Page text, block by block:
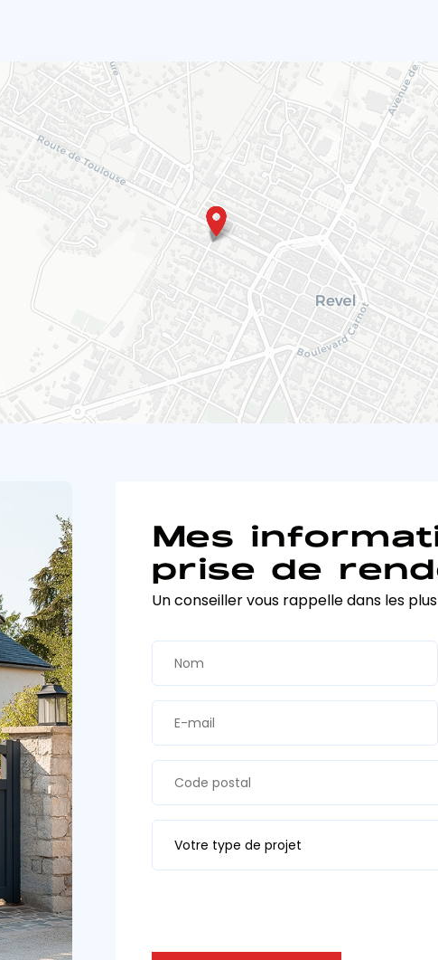
Mes
prise de
Un conseiller vous rappelle dans les
Votre type de projet